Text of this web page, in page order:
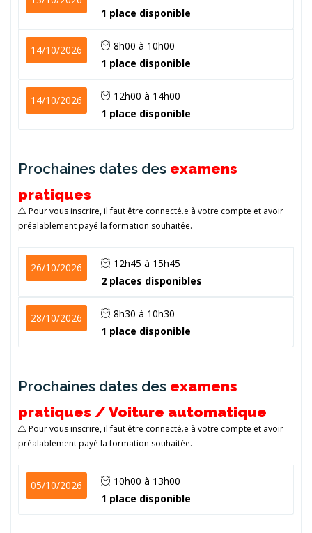
1 place disponible
14/10/2026
8h00 à 10h00
1 place disponible
14/10/2026
12h00 à 14h00
1 place disponible
Prochaines dates des examens
pratiques
Pour vous inscrire, il faut être connecté.e à votre compte et avoir
préalablement payé la formation souhaitée.
26/10/2026
12h45 à 15h45
2 places disponibles
28/10/2026
8h30 à 10h30
1 place disponible
Prochaines dates des examens
pratiques / Voiture automatique
Pour vous inscrire, il faut être connecté.e à votre compte et avoir
préalablement payé la formation souhaitée.
05/10/2026
10h00 à 13h00
1 place disponible